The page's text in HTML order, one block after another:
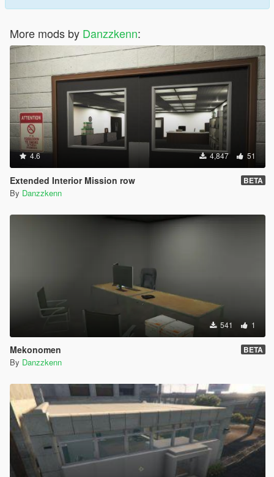
More mods by Danzzkenn:
4.6 4,847 51
Extended Interior Mission row BETA
By Danzzkenn
541 1
Mekonomen BETA
By Danzzkenn